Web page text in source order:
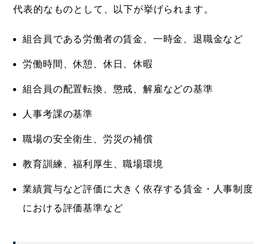
代表的なものとして、以下が挙げられます。
組合員である労働者の賃金、一時金、退職金など
労働時間、休憩、休日、休暇
組合員の配置転換、懲戒、解雇などの基準
人事考課の基準
職場の安全衛生、労災の補償
教育訓練、福利厚生、職場環境
業績賞与など評価に大きく依存する賃金・人事制度
における評価基準など